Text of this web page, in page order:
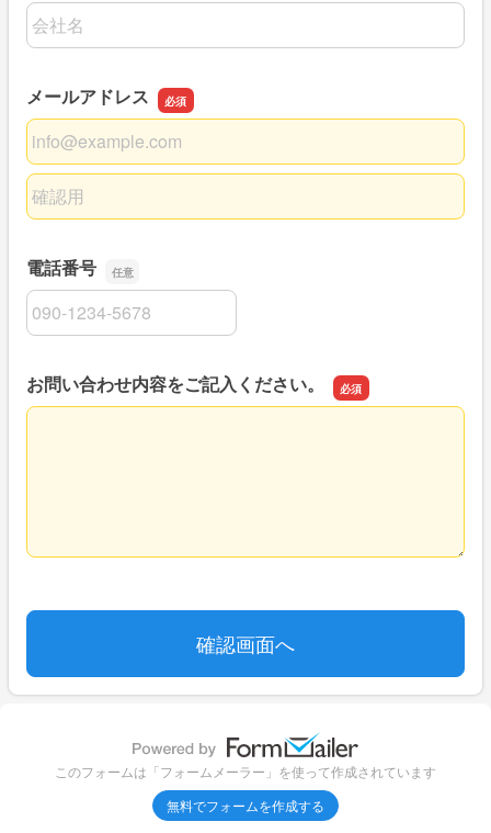
会社名
メールアドレス
メールアドレス
メールアドレスの確認用
電話番号
電話番号
お問い合わせ内容をご記入ください。
お問い合わせ内容をご記入ください。
このフォームは「フォームメーラー」を使って作成されています
無料でフォームを作成する